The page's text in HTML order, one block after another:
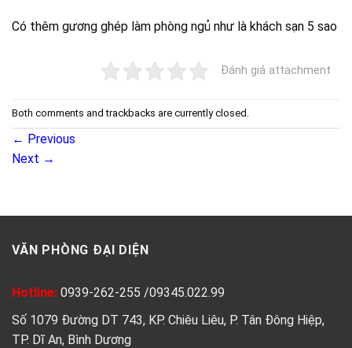
Có thêm gương ghép làm phòng ngủ như là khách sạn 5 sao
Đánh giá attachment
Both comments and trackbacks are currently closed.
← Previous
Next →
VĂN PHÒNG ĐẠI DIỆN
Hotline: 0939-262-255 /09345.022.99
Số 1079 Đường DT 743, KP. Chiêu Liêu, P. Tân Đông Hiệp,
TP. Dĩ An, Bình Dương